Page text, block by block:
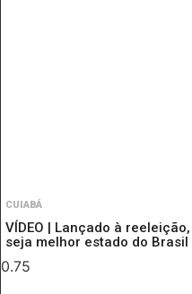
CUIABÁ
VÍDEO | Lançado à
seja melhor estado do Brasil